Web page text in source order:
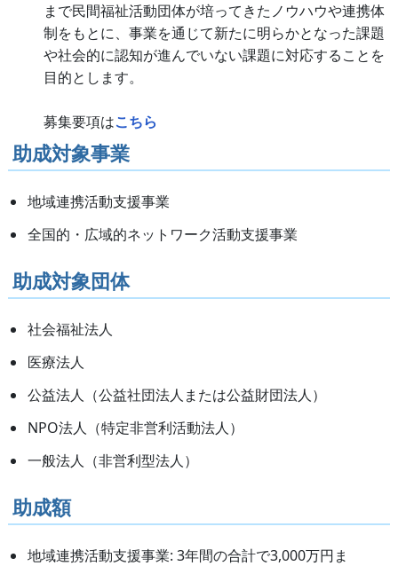
まで民間福祉活動団体が培ってきたノウハウや連携体
制をもとに、事業を通じて新たに明らかとなった課題
や社会的に認知が進んでいない課題に対応することを
目的とします。
募集要項はこちら
助成対象事業
地域連携活動支援事業
全国的・広域的ネットワーク活動支援事業
助成対象団体
社会福祉法人
医療法人
公益法人（公益社団法人または公益財団法人）
NPO法人（特定非営利活動法人）
一般法人（非営利型法人）
助成額
地域連携活動支援事業: 3年間の合計で3,000万円ま